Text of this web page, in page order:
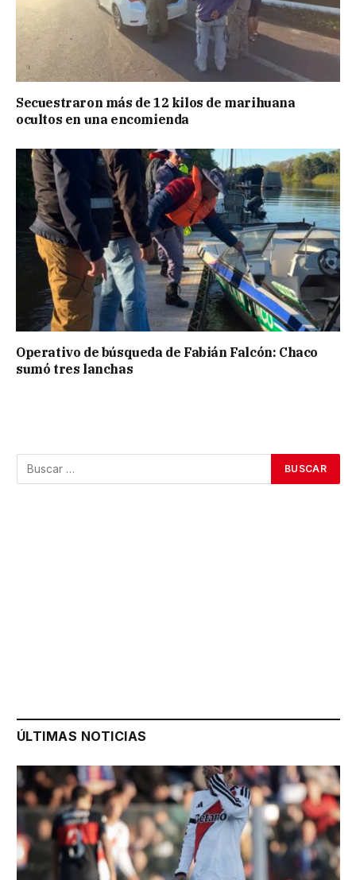
Secuestraron más de 12 kilos de marihuana
ocultos en una encomienda
Operativo de búsqueda de Fabián Falcón: Chaco
sumó tres lanchas
ÚLTIMAS NOTICIAS